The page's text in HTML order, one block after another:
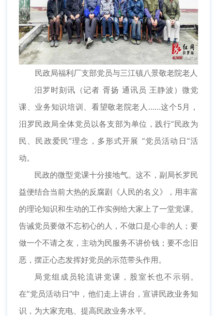
民政局福利厂支部党员与三江镇八景敬老院老人
汨罗时刻讯（记者 胥扬 通讯员 王静波）微党
课、业务知识培训、看望敬老院老人……这个5月，
汨罗民政局全体党员以各支部为单位，践行“民政为
民、民政爱民”理念，多形式开展 “党员活动日”活
动。
民政的微型党课十分接地气。这不，副局长罗民
益便结合当前大热的反腐剧《人民的名义》，用丰富
的理论知识和生动的工作实例给大家上了一堂党课。
告诫党员要做不忘初心的人，不做口是心非的人；要
做一个不请之友，主动为民服务不讲价钱；要不念旧
恶，摆正心态发挥好党员的示范带头作用。
局党组成员轮流讲党课，股室长也不示弱。
在“党员活动日”中，他们走上讲台，宣讲民政业务知
识，为大家充电、提高民政业务水平。